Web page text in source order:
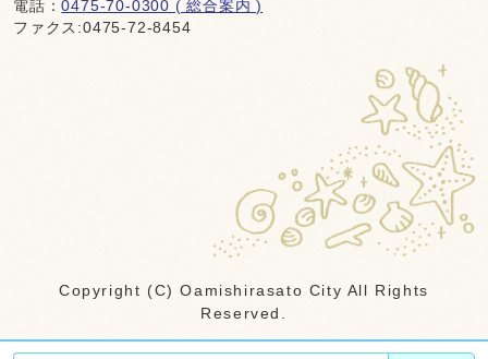
電話：0475-70-0300 ( 総合案内 )
ファクス:0475-72-8454
Copyright (C) Oamishirasato City All Rights
Reserved.